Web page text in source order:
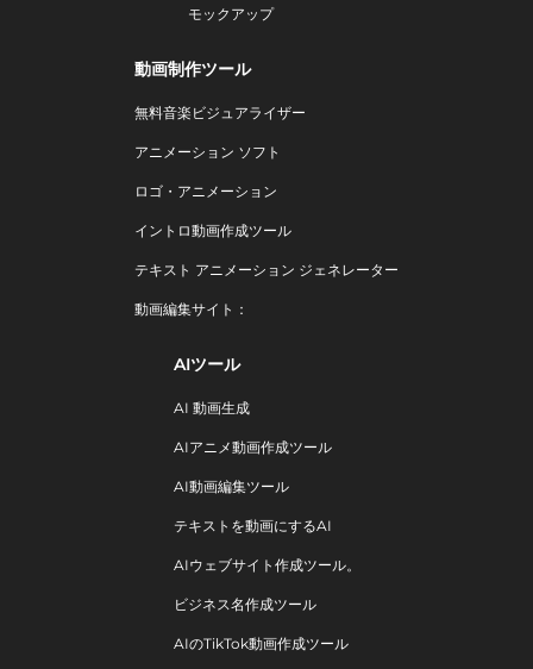
モックアップ
動画制作ツール
無料音楽ビジュアライザー
アニメーション ソフト
ロゴ・アニメーション
イントロ動画作成ツール
テキスト アニメーション ジェネレーター
動画編集サイト：
AIツール
AI 動画生成
AIアニメ動画作成ツール
AI動画編集ツール
テキストを動画にするAI
AIウェブサイト作成ツール。
ビジネス名作成ツール
AIのTikTok動画作成ツール